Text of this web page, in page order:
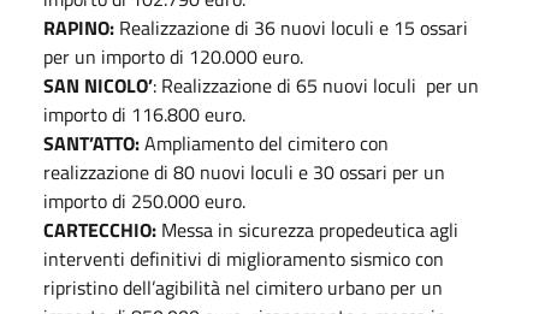
RAPINO: Realizzazione di 36 nuovi loculi e 15 ossari
per un importo di 120.000 euro.
SAN NICOLO’: Realizzazione di 65 nuovi loculi per un
importo di 116.800 euro.
SANT’ATTO:Ampliamento del cimitero con
realizzazione di 80 nuovi loculi e 30 ossari per un
importo di 250.000 euro.
CARTECCHIO: Messa in sicurezza propedeutica agli
interventi definitivi di miglioramento sismico con
ripristino dell’agibilità nel cimitero urbano per un